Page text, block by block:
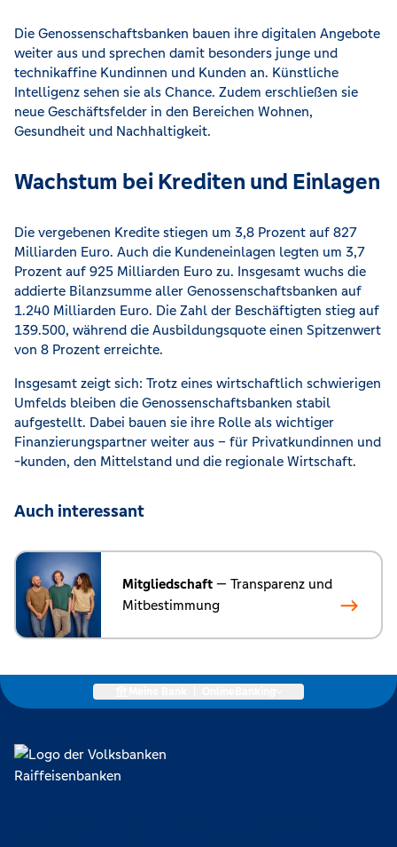
Die Genossenschaftsbanken bauen ihre digitalen Angebote
weiter aus und sprechen damit besonders junge und
technikaffine Kundinnen und Kunden an. Künstliche
Intelligenz sehen sie als Chance. Zudem erschließen sie
neue Geschäftsfelder in den Bereichen Wohnen,
Gesundheit und Nachhaltigkeit.
Wachstum bei Krediten und Einlagen
Die vergebenen Kredite stiegen um 3,8 Prozent auf 827
Milliarden Euro. Auch die Kundeneinlagen legten um 3,7
Prozent auf 925 Milliarden Euro zu. Insgesamt wuchs die
addierte Bilanzsumme aller Genossenschaftsbanken auf
1.240 Milliarden Euro. Die Zahl der Beschäftigten stieg auf
139.500, während die Ausbildungsquote einen Spitzenwert
von 8 Prozent erreichte.
Insgesamt zeigt sich: Trotz eines wirtschaftlich schwierigen
Umfelds bleiben die Genossenschaftsbanken stabil
aufgestellt. Dabei bauen sie ihre Rolle als wichtiger
Finanzierungspartner weiter aus – für Privatkundinnen und
-kunden, den Mittelstand und die regionale Wirtschaft.
Auch interessant
Mitgliedschaft — Transparenz und
Mitbestimmung